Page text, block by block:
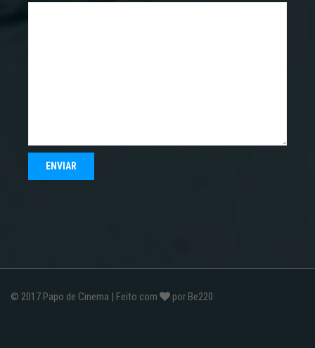
© 2017 Papo de Cinema | Feito com por Be220